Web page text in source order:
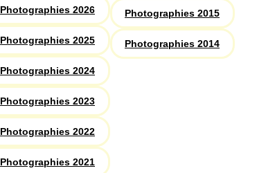
Photographies 2026
Photographies 2025
Photographies 2024
Photographies 2023
Photographies 2022
Photographies 2021
Photographies 2015
Photographies 2014